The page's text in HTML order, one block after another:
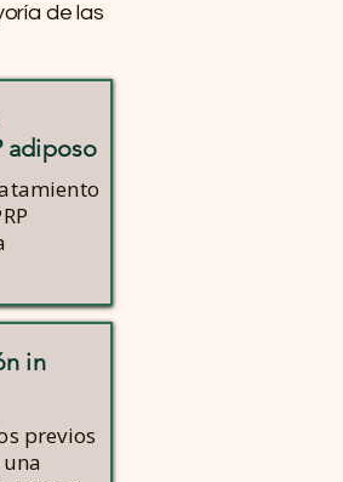
de las
adiposo
in
previos